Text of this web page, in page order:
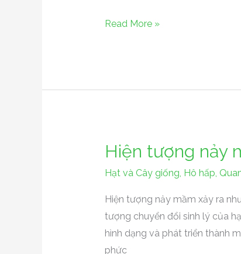
Read More »
Hiện tượng nảy
Hạt và Cây giống, Hô hấp,
Hiện tượng nảy mầm xảy ra
tượng chuyển đổi sinh lý của
hình dạng và phát triển thành
phức
Hiện
mầm
xảy
ra
như